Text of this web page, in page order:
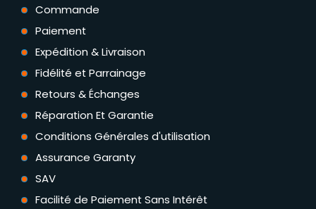
Commande
Paiement
Expédition & Livraison
Fidélité et Parrainage
Retours & Échanges
Réparation Et Garantie
Conditions Générales d'utilisation
Assurance Garanty
SAV
Facilité de Paiement Sans Intérêt